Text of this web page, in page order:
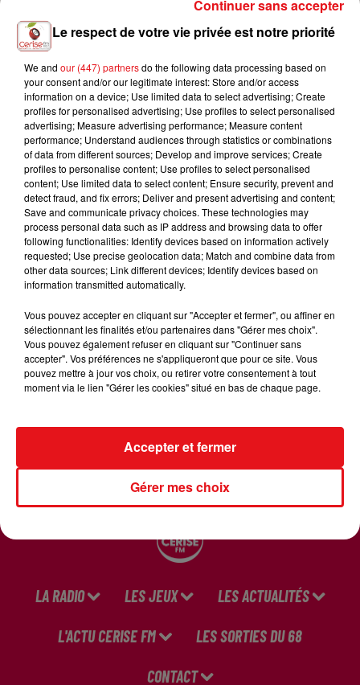
Crédit :cuisine
LES AUTRES ÉPISODES "CUISINE"
7 mars 2024
LE PITILIG
7 mars 2024
L' AQUAFABA
7 mars 2024
POULET RÔTI
7 mars 2024
CONCOURS DE PLAT QUÉBÉCOIS
7 mars 2024
LE KETCHUP
7 mars 2024
LES LÉGUMES VERTS
LA RADIO LES JEUX LES ACTUALITÉS
L'ACTU CERISE FM LES SORTIES DU 68
CONTACT
Le respect de votre vie privée est notre priorité
We and our (447) partnersdo the following data processing based on
your consent and/or our legitimate interest: Store and/or access
information on a device; Use limited data to select advertising; Create
profiles for personalised advertising; Use profiles to select personalised
advertising; Measure advertising performance; Measure content
performance; Understand audiences through statistics or combinations
of data from different sources; Develop and improve services; Create
profiles to personalise content; Use profiles to select personalised
content; Use limited data to select content; Ensure security, prevent and
detect fraud, and fix errors; Deliver and present advertising and content;
Save and communicate privacy choices. These technologies may
process personal data such as IP address and browsing data to offer
following functionalities: Identify devices based on information actively
requested; Use precise geolocation data; Match and combine data from
other data sources; Link different devices; Identify devices based on
information transmitted automatically.
Vous pouvez accepter en cliquant sur "Accepter et fermer", ou affiner en
sélectionnant les finalités et/ou partenaires dans "Gérer mes choix".
Vous pouvez également refuser en cliquant sur "Continuer sans
accepter". Vos préférences ne s'appliqueront que pour ce site. Vous
pouvez mettre à jour vos choix, ou retirer votre consentement à tout
moment via le lien "Gérer les cookies" situé en bas de chaque page.
Gérer mes choix
Accepter et fermer
Continuer sans accepter